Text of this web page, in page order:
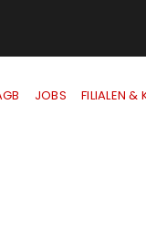
JOBS FILIALEN &